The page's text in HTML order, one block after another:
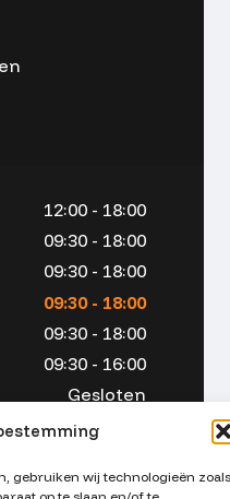
gebruiken wij technologieën zoals
12:00 - 18:00
09:30 - 18:00
09:30 - 18:00
09:30 - 18:00
09:30 - 18:00
09:30 - 16:00
Gesloten